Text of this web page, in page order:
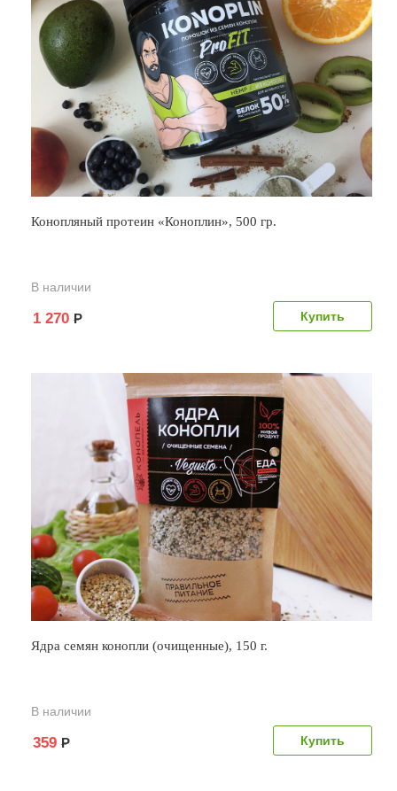
Конопляный протеин «Коноплин», 500 гр.
В наличии
1 270 Р
Ядра семян конопли (очищенные), 150 г.
В наличии
359 Р